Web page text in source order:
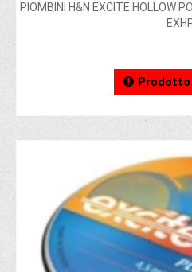
PIOMBINI H&N EXCITE HOLLOW